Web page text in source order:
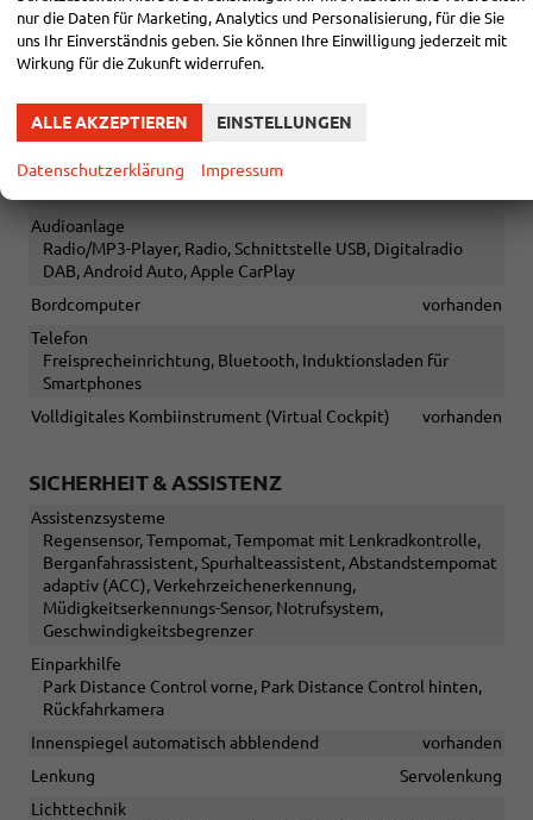
Sitze
Isofix (Kindersitzbefestigung), Rücksitzbank hinten geteilt,
Sitzheizung, Sportsitze, Isofix Beifahrersitz
Sitze: Verstellbarkeit
Höhenverstellbarer Fahrersitz
Audioanlage
Radio/MP3-Player, Radio, Schnittstelle USB, Digitalradio
DAB, Android Auto, Apple CarPlay
Bordcomputer
vorhanden
Telefon
Freisprecheinrichtung, Bluetooth, Induktionsladen für
Smartphones
Volldigitales Kombiinstrument (Virtual Cockpit)
vorhanden
SICHERHEIT & ASSISTENZ
Assistenzsysteme
Regensensor, Tempomat, Tempomat mit Lenkradkontrolle,
Berganfahrassistent, Spurhalteassistent, Abstandstempomat
adaptiv (ACC), Verkehrzeichenerkennung,
Müdigkeitserkennungs-Sensor, Notrufsystem,
Geschwindigkeitsbegrenzer
Einparkhilfe
Park Distance Control vorne, Park Distance Control hinten,
Rückfahrkamera
Innenspiegel automatisch abblendend
vorhanden
Lenkung
Servolenkung
Lichttechnik
nur die Daten für Marketing, Analytics und Personalisierung, für die Sie
uns Ihr Einverständnis geben. Sie können Ihre Einwilligung jederzeit mit
Wirkung für die Zukunft widerrufen.
ALLE AKZEPTIEREN EINSTELLUNGEN
Datenschutzerklärung Impressum